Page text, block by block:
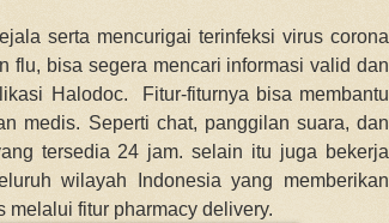
serta mencurigai terinfeksi virus corona
flu, bisa segera mencari informasi valid dan
Halodoc. Fitur-fiturnya bisa membantu
medis. Seperti chat, panggilan suara, dan
tersedia 24 jam. selain itu juga bekerja
wilayah Indonesia yang memberikan
melalui fitur pharmacy delivery.